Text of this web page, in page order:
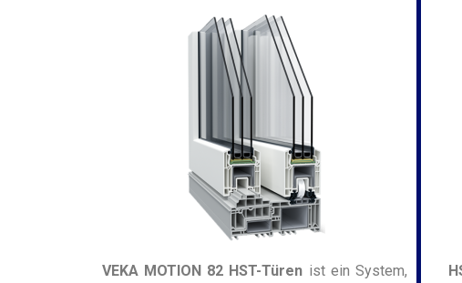
VEKA MOTION 82 HST-Türen ist ein System,